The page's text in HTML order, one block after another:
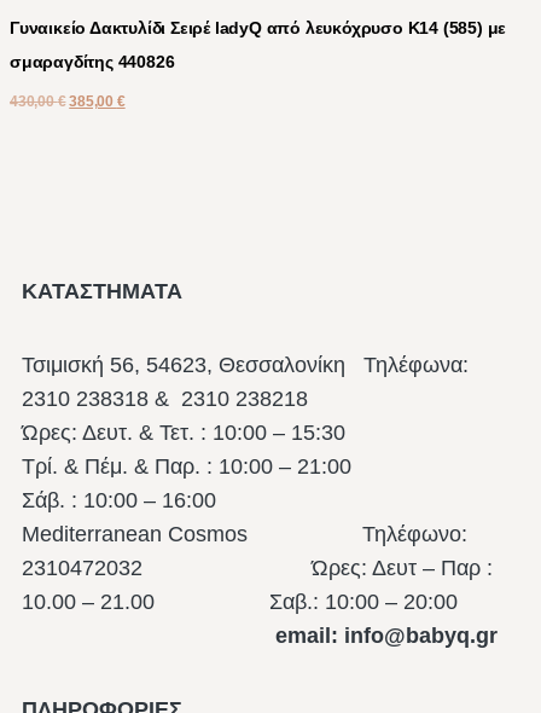
Γυναικείο Δακτυλίδι Σειρέ ladyQ από λευκόχρυσο Κ14 (585) με
σμαραγδίτης 440826
430,00€ 385,00 €
ΚΑΤΑΣΤΗΜΑΤΑ
Τσιμισκή 56, 54623, Θεσσαλονίκη Τηλέφωνα:
2310 238318 & 2310 238218
Ώρες: Δευτ. & Τετ. : 10:00 – 15:30
Τρί. & Πέμ. & Παρ. : 10:00 – 21:00
Σάβ. : 10:00 – 16:00
Mediterranean Cosmos Τηλέφωνο:
2310472032 Ώρες: Δευτ – Παρ :
10.00 – 21.00 Σαβ.: 10:00 – 20:00
email: info@babyq.gr